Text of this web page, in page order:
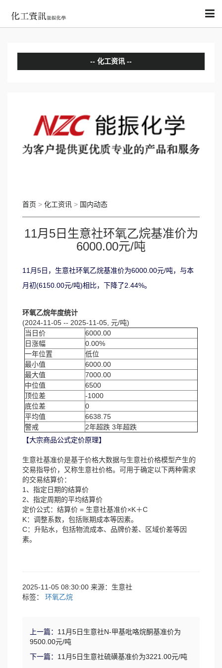
化工资讯
国际动态
首页 > 化工资讯 > 国内动态
11月5日生意社环氧乙烷基准价为
6000.00元/吨
11月5日，生意社环氧乙烷基准价为6000.00元/吨，与本
月初(6150.00元/吨)相比，下降了2.44%。
环氧乙烷年度统计
(2024-11-05 -- 2025-11-05, 元/吨)
当日价
6000.00
日涨幅
0.00%
一年位置
低位
最小值
6000.00
最大值
7000.00
中位值
6500
顶位差
-1000
底位差
0
平均值
6638.75
警戒
2年超跌 3年超跌
【大宗商品公式定价原理】
生意社基准价是基于价格大数据与生意社价格模型产生的
交易指导价，又称生意社价格。可用于确定以下两种需求
的交易结算价：
1、指定日期的结算价
2、指定周期的平均结算价
定价公式：结算价 = 生意社基准价×K＋C
K：调整系数，包括账期成本等因素。
C：升贴水，包括物流成本、品牌价差、区域价差等因
素。
2025-11-05 08:30:00 来源：生意社
标签： 环氧乙烷
上一篇： 11月5日生意社N-甲基吡咯烷酮基准价为
9500.00元/吨
下一篇： 11月5日生意社硫磺基准价为3221.00元/吨